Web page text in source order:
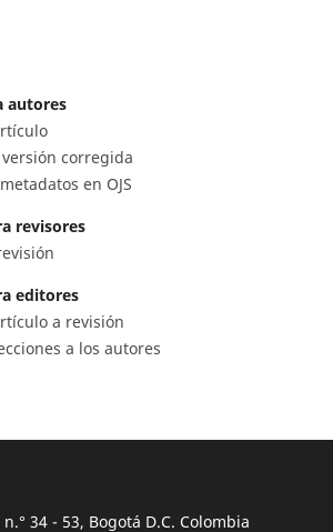
autores
corregida
en OJS
revisores
editores
a revisión
a los autores
34 - 53, Bogotá D.C. Colombia